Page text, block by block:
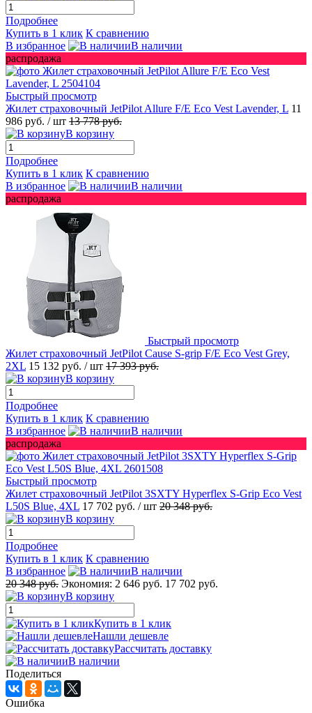
Подробнее
Купить в 1 клик К сравнению
В избранное
В наличии
распродажа
Быстрый просмотр
Жилет страховочный JetPilot Allure F/E Eco Vest Lavender, L 11
986 руб. / шт 13 778 руб.
В корзину
Подробнее
Купить в 1 клик К сравнению
В избранное
В наличии
распродажа
Быстрый просмотр
Жилет страховочный JetPilot Cause S-grip F/E Eco Vest Grey,
2XL 15 132 руб. / шт 17 393 руб.
В корзину
Подробнее
Купить в 1 клик К сравнению
В избранное
В наличии
распродажа
Быстрый просмотр
Жилет страховочный JetPilot 3SXTY Hyperflex S-Grip Eco Vest
L50S Blue, 4XL 17 702 руб. / шт 20 348 руб.
В корзину
Подробнее
Купить в 1 клик К сравнению
В избранное
В наличии
20 348 руб. Экономия: 2 646 руб. 17 702 руб.
В корзину
Купить в 1 клик
Нашли дешевле
Рассчитать доставку
В наличии
Поделиться
Ошибка